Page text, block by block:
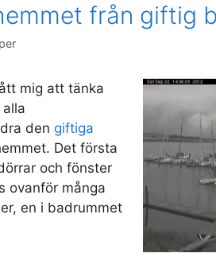
från giftig
mig att tänka
den giftiga
Det första
och fönster
ovanför många
en i badrummet